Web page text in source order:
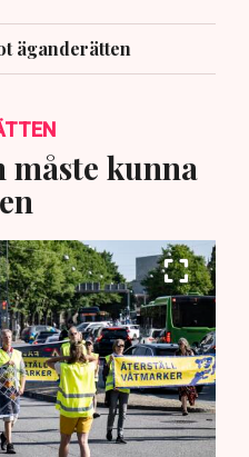
äganderätten
måste kunna